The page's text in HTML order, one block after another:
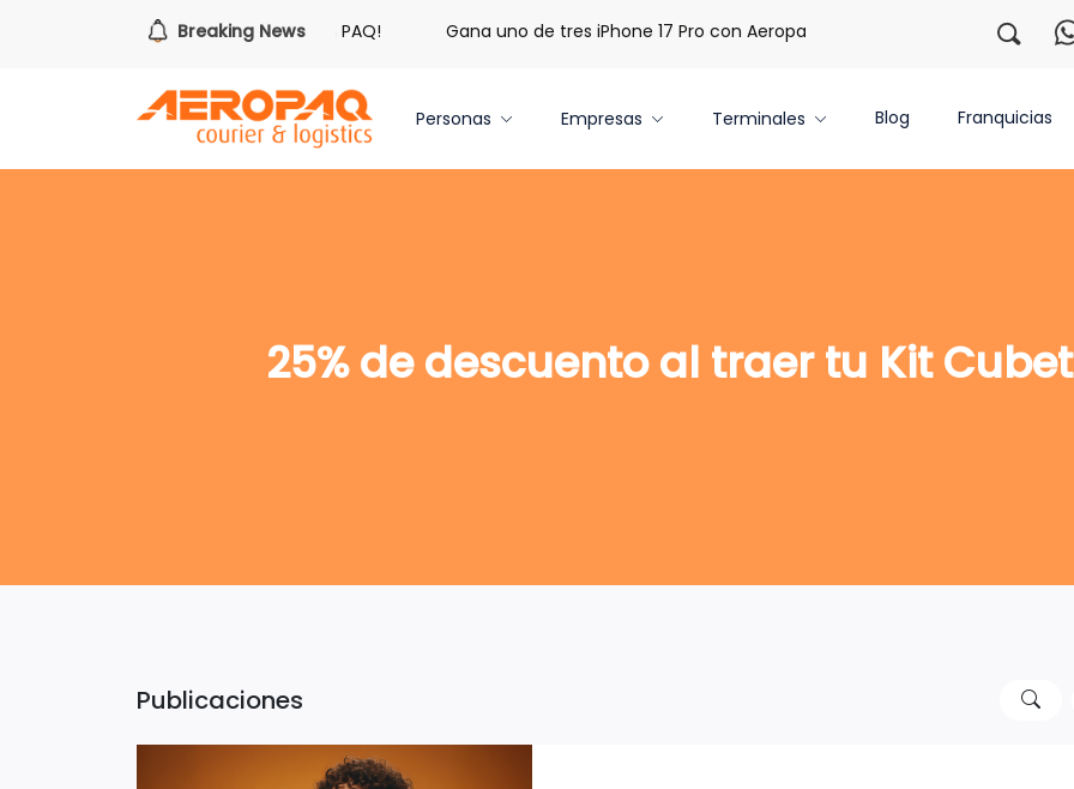
Breaking News
¡Es hora de redimir tus libras de Cash PAQ! Gana uno de tres iPhone 17 Pro con Aeropaq Prime ¡Regístrate con
Personas Empresas Terminales Blog Franquicias
25% de descuento al traer tu Kit
Publicaciones